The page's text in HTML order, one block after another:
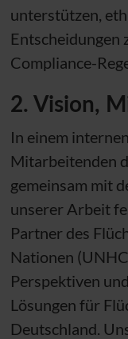
unterstützen,
Entscheidungen
Compliance-
2. Vision,
In einem
Mitarbeitenden
gemeinsam mit
unserer Arbeit
Partner des
Nationen (
Perspektiven
Lösungen für
Deutschland.